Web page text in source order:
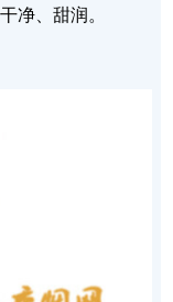
净、甜润。